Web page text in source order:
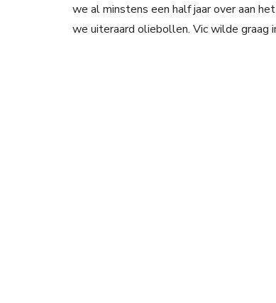
we al minstens een half jaar over aan
we uiteraard oliebollen. Vic wilde graag